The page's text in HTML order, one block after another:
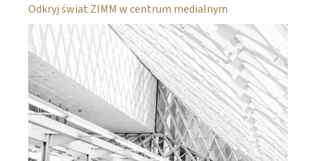
Odkryj świat ZIMM w centrum medialnym